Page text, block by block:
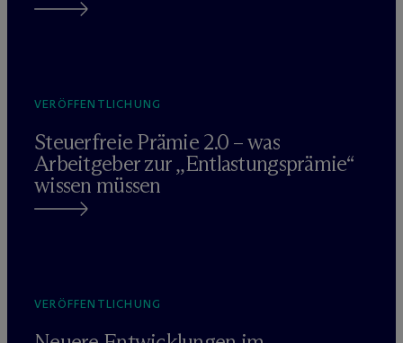
VERÖFFENTLICHUNG
Steuerfreie Prämie 2.0 – was
Arbeitgeber zur „Entlastungsprämie“
wissen müssen
VERÖFFENTLICHUNG